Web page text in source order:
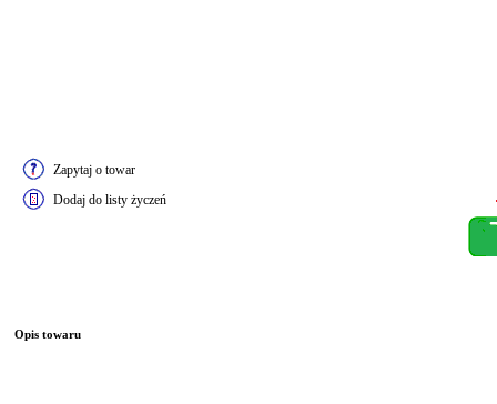
Zapytaj o towar
Dodaj do listy życzeń
Opis towaru